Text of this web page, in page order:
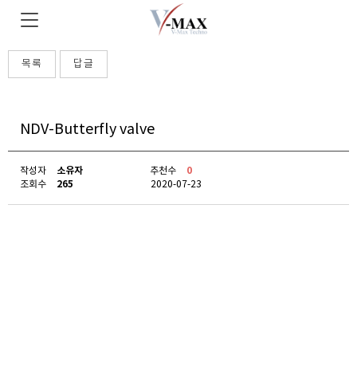
목록 답글
NDV-Butterfly valve
작성자 소유자 추천수 0
조회수 265 2020-07-23